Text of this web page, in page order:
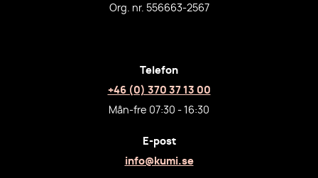
Org. nr. 556663-2567
Telefon
+46 (0) 370 37 13 00
Mån-fre 07:30 - 16:30
E-post
info@kumi.se